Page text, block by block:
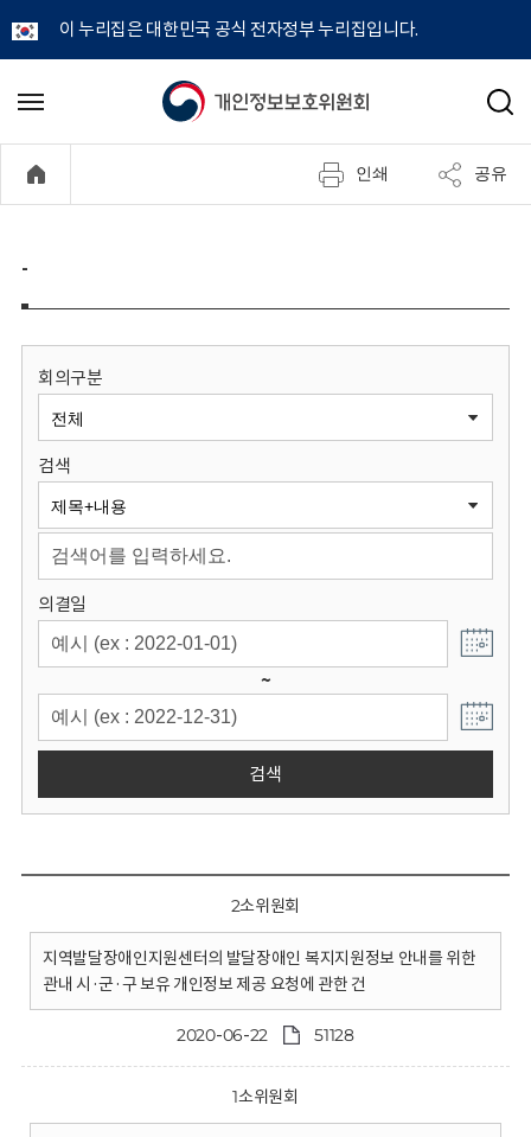
이 누리집은 대한민국 공식 전자정부 누리집입니다.
개
정
보
원
회
메
기
검
인쇄 공유
-
회의구분
검색
의결일
~
검색
2소위원회
지역발달장애인지원센터의 발달장애인 복지지원정보 안내를 위한
관내 시·군·구 보유 개인정보 제공 요청에 관한 건
2020-06-22 51128
1소위원회